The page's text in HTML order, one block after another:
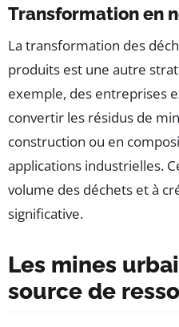
Transformation en
La transformation des
produits est une autre
exemple, des entreprises
convertir les résidus de
construction ou en
applications industrielles.
volume des déchets et à
significative.
Les mines
source de